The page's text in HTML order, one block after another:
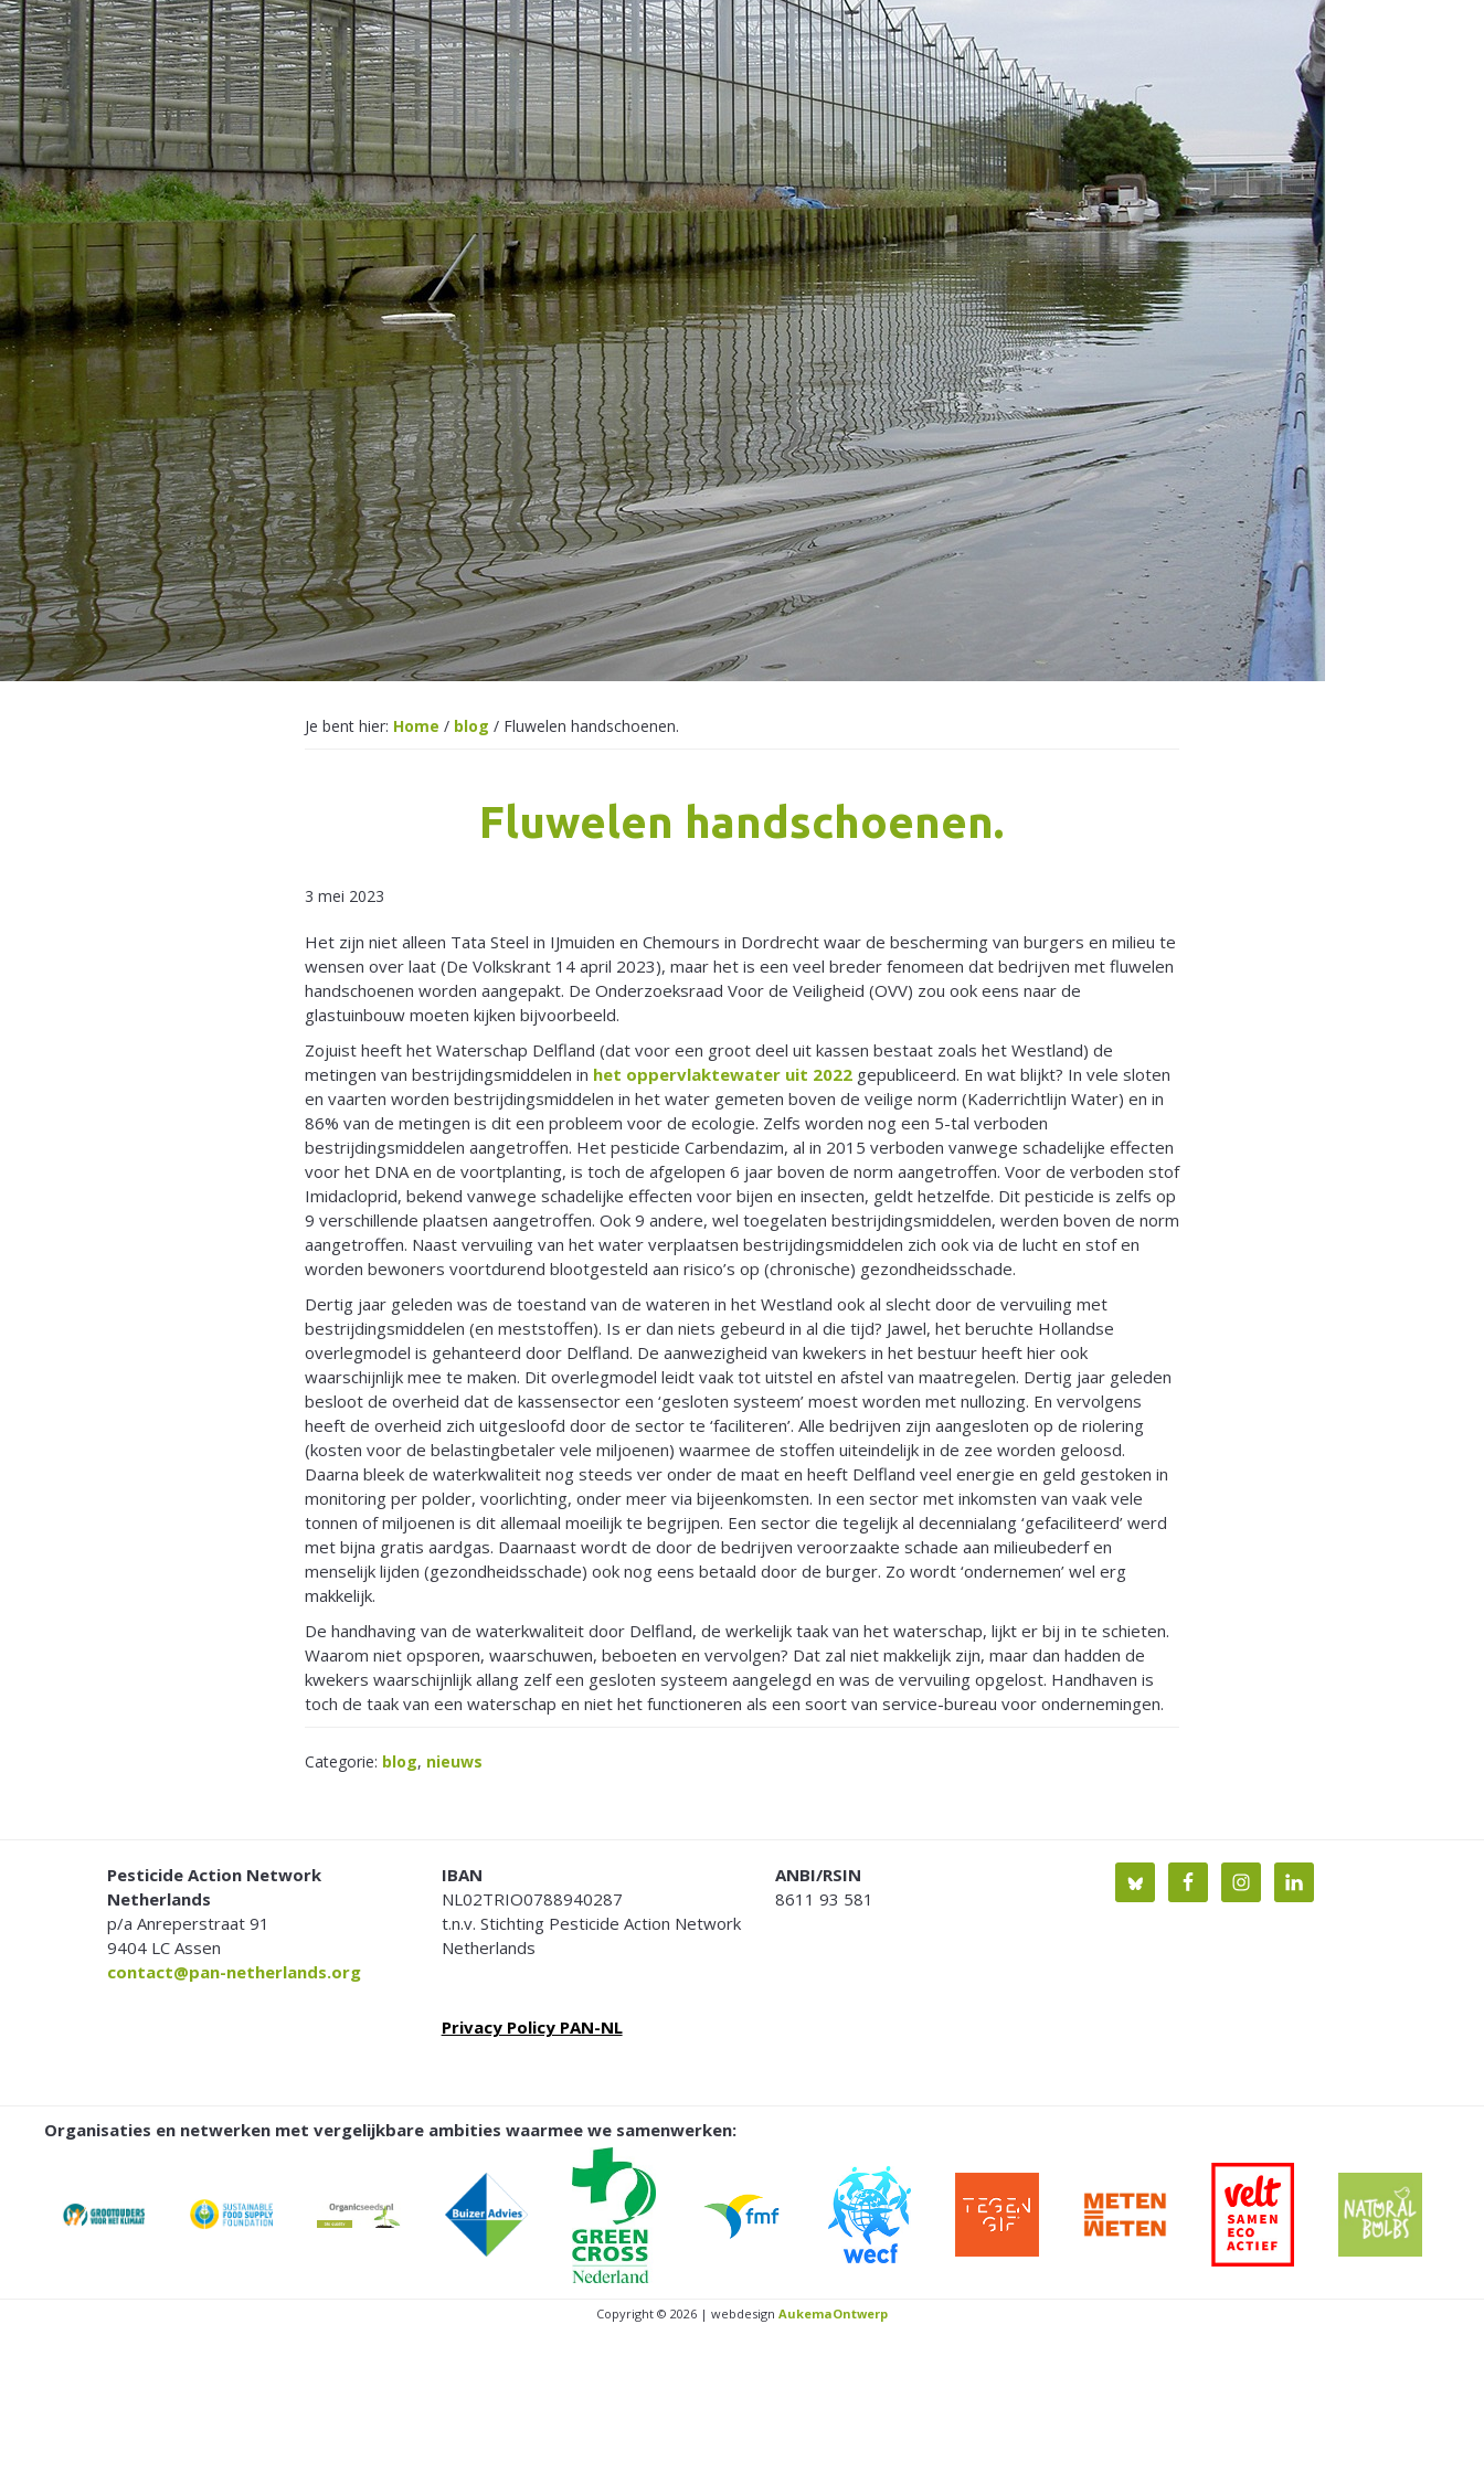
Je bent hier: Home / blog /Fluwelen handschoenen.
Fluwelen handschoenen.
3 mei 2023
Het zijn niet alleen Tata Steel in IJmuiden en Chemours in Dordrecht waar de bescherming van burgers en milieu te
wensen over laat (De Volkskrant 14 april 2023), maar het is een veel breder fenomeen dat bedrijven met fluwelen
handschoenen worden aangepakt. De Onderzoeksraad Voor de Veiligheid (OVV) zou ook eens naar de
glastuinbouw moeten kijken bijvoorbeeld.
Zojuist heeft het Waterschap Delfland (dat voor een groot deel uit kassen bestaat zoals het Westland) de
metingen van bestrijdingsmiddelen in het oppervlaktewater uit 2022gepubliceerd. En wat blijkt? In vele sloten
en vaarten worden bestrijdingsmiddelen in het water gemeten boven de veilige norm (Kaderrichtlijn Water) en in
86% van de metingen is dit een probleem voor de ecologie. Zelfs worden nog een 5-tal verboden
bestrijdingsmiddelen aangetroffen. Het pesticide Carbendazim, al in 2015 verboden vanwege schadelijke effecten
voor het DNA en de voortplanting, is toch de afgelopen 6 jaar boven de norm aangetroffen. Voor de verboden stof
Imidacloprid, bekend vanwege schadelijke effecten voor bijen en insecten, geldt hetzelfde. Dit pesticide is zelfs op
9 verschillende plaatsen aangetroffen. Ook 9 andere, wel toegelaten bestrijdingsmiddelen, werden boven de norm
aangetroffen. Naast vervuiling van het water verplaatsen bestrijdingsmiddelen zich ook via de lucht en stof en
worden bewoners voortdurend blootgesteld aan risico’s op (chronische) gezondheidsschade.
Dertig jaar geleden was de toestand van de wateren in het Westland ook al slecht door de vervuiling met
bestrijdingsmiddelen (en meststoffen). Is er dan niets gebeurd in al die tijd? Jawel, het beruchte Hollandse
overlegmodel is gehanteerd door Delfland. De aanwezigheid van kwekers in het bestuur heeft hier ook
waarschijnlijk mee te maken. Dit overlegmodel leidt vaak tot uitstel en afstel van maatregelen. Dertig jaar geleden
besloot de overheid dat de kassensector een ‘gesloten systeem’ moest worden met nullozing. En vervolgens
heeft de overheid zich uitgesloofd door de sector te ‘faciliteren’. Alle bedrijven zijn aangesloten op de riolering
(kosten voor de belastingbetaler vele miljoenen) waarmee de stoffen uiteindelijk in de zee worden geloosd.
Daarna bleek de waterkwaliteit nog steeds ver onder de maat en heeft Delfland veel energie en geld gestoken in
monitoring per polder, voorlichting, onder meer via bijeenkomsten. In een sector met inkomsten van vaak vele
tonnen of miljoenen is dit allemaal moeilijk te begrijpen. Een sector die tegelijk al decennialang ‘gefaciliteerd’ werd
met bijna gratis aardgas. Daarnaast wordt de door de bedrijven veroorzaakte schade aan milieubederf en
menselijk lijden (gezondheidsschade) ook nog eens betaald door de burger. Zo wordt ‘ondernemen’ wel erg
makkelijk.
De handhaving van de waterkwaliteit door Delfland, de werkelijk taak van het waterschap, lijkt er bij in te schieten.
Waarom niet opsporen, waarschuwen, beboeten en vervolgen? Dat zal niet makkelijk zijn, maar dan hadden de
kwekers waarschijnlijk allang zelf een gesloten systeem aangelegd en was de vervuiling opgelost. Handhaven is
toch de taak van een waterschap en niet het functioneren als een soort van service-bureau voor ondernemingen.
Categorie: blog, nieuws
FOOTERPesticide Action Network
Netherlands
p/a Anreperstraat 91
9404 LC Assen
contact@pan-netherlands.org
IBAN
NL02TRIO0788940287
t.n.v. Stichting Pesticide Action Network
Netherlands
Privacy Policy PAN-NL
ANBI/RSIN
8611 93 581
Organisaties en netwerken met vergelijkbare ambities waarmee we samenwerken:
Copyright © 2026 | webdesign AukemaOntwerp